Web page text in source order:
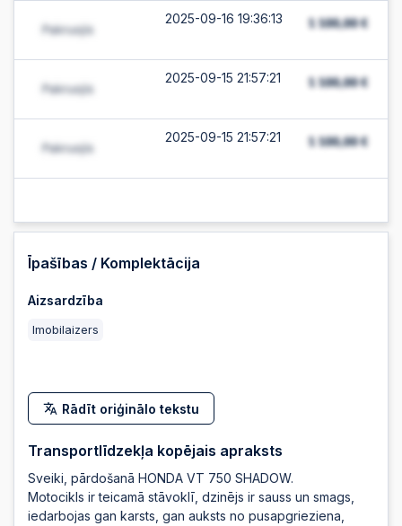
2025-09-16 19:36:13
2025-09-15 21:57:21
2025-09-15 21:57:21
2025-09-15 21:57:20
2025-09-15 21:57:18
Īpašības / Komplektācija
Aizsardzība
Imobilaizers
Rādīt oriģinālo tekstu
Transportlīdzekļa kopējais apraksts
Sveiki, pārdošanā HONDA VT 750 SHADOW.
Motocikls ir teicamā stāvoklī, dzinējs ir sauss un smags,
iedarbojas gan karsts, gan auksts no pusapgrieziena,